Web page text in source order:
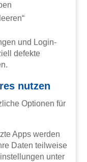
und Login-
defekte
nutzen
Optionen für
Apps werden
Daten teilweise
unter